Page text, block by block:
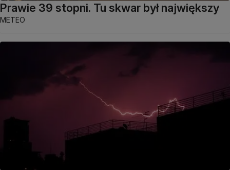
Prawie 39 stopni. Tu skwar był największy
METEO